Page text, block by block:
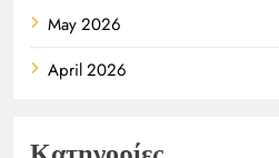
May 2026
April 2026